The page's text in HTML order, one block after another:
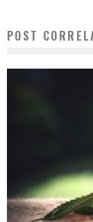
POST